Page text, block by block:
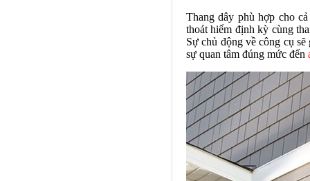
Thang dây phù hợp cho
thoát hiểm định kỳ cùng
Sự chủ động về công cụ
sự quan tâm đúng mức đến